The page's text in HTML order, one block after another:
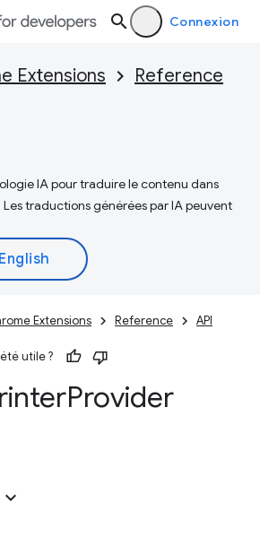
Connexion
Extensions
Reference
IA pour traduire le contenu dans
traductions générées par IA peuvent
Extensions Reference API
utile ?
Provider